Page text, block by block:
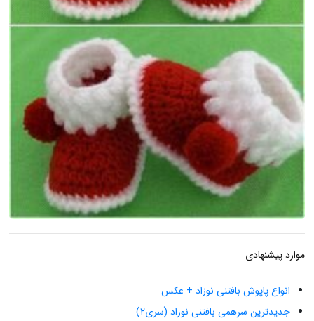
موارد پیشنهادی
انواع پاپوش بافتنی نوزاد + عکس
جدیدترین سرهمی بافتنی نوزاد (سری۲)